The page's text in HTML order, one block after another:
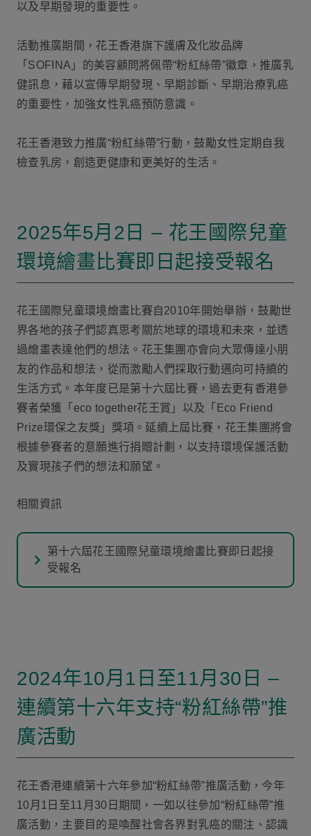
以及早期發現的重要性。
活動推廣期間，花王香港旗下護膚及化妝品牌
「SOFINA」的美容顧問將佩帶“粉紅絲帶”徽章，推廣乳
健訊息，藉以宣傳早期發現、早期診斷、早期治療乳癌
的重要性，加強女性乳癌預防意識。
花王香港致力推廣“粉紅絲帶”行動，鼓勵女性定期自我
檢查乳房，創造更健康和更美好的生活。
2025年5月2日 – 花王國際兒童
環境繪畫比賽即日起接受報名
花王國際兒童環境繪畫比賽自2010年開始舉辦，鼓勵世
界各地的孩子們認真思考關於地球的環境和未來，並透
過繪畫表達他們的想法。花王集團亦會向大眾傳達小朋
友的作品和想法，從而激勵人們採取行動邁向可持續的
生活方式。本年度已是第十六屆比賽，過去更有香港參
賽者榮獲「eco together花王賞」以及「Eco Friend
Prize環保之友獎」獎項。延續上屆比賽，花王集團將會
根據參賽者的意願進行捐贈計劃，以支持環境保護活動
及實現孩子們的想法和願望。
相關資訊
第十六屆花王國際兒童環境繪畫比賽即日起接
受報名
2024年10月1日至11月30日 –
連續第十六年支持“粉紅絲帶”推
廣活動
花王香港連續第十六年參加“粉紅絲帶”推廣活動，今年
10月1日至11月30日期間，一如以往參加“粉紅絲帶”推
廣活動，主要目的是喚醒社會各界對乳癌的關注、認識